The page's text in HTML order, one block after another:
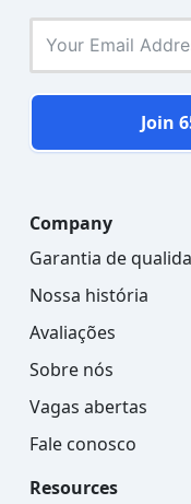
Join
Company
Garantia de
Nossa história
Avaliações
Sobre nós
Vagas abertas
Fale conosco
Resources